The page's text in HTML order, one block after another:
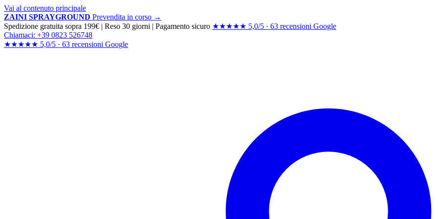
Vai al contenuto principale
ZAINI SPRAYGROUND Prevendita in corso →
Spedizione gratuita sopra 199€ | Reso 30 giorni | Pagamento sicuro ★★★★★ 5,0/5 · 63 recensioni Google
Chiamaci: +39 0823 526748
★★★★★ 5,0/5 · 63 recensioni Google